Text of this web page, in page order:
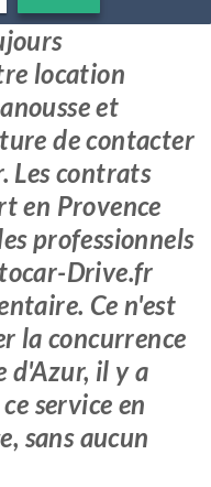
location
et
de contacter
Les contrats
en Provence
professionnels
Drive.fr
Ce n'est
la concurrence
d'Azur, il y a
service en
sans aucun